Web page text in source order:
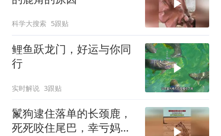
科学大搜索 5跟贴
鲤鱼跃龙门，好运与你同
行
实时解说 3跟贴
鬣狗逮住落单的长颈鹿，
死死咬住尾巴，幸亏妈妈